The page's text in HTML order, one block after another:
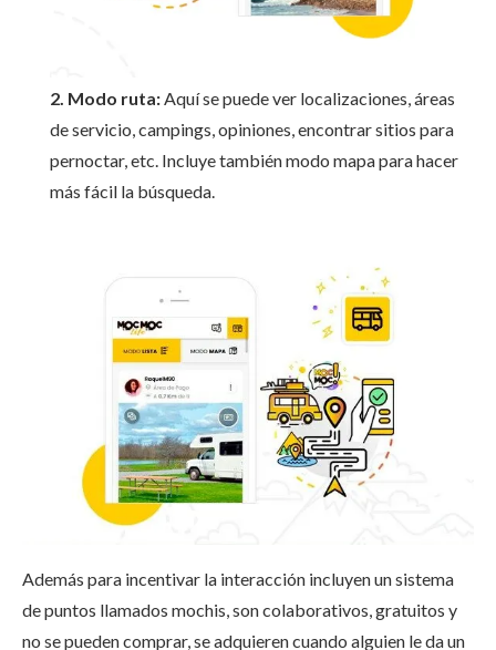
2. Modo ruta:Aquí se puede ver localizaciones, áreas
de servicio, campings, opiniones, encontrar sitios para
pernoctar, etc. Incluye también modo mapa para hacer
más fácil la búsqueda.
Además para incentivar la interacción incluyen un sistema
de puntos llamados mochis, son colaborativos, gratuitos y
no se pueden comprar, se adquieren cuando alguien le da un